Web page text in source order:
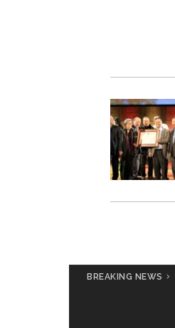
BREAKING NEWS